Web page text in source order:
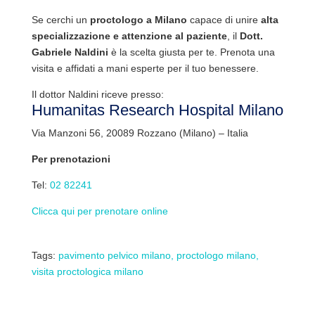
Se cerchi un proctologo a Milano capace di unire alta
specializzazione e attenzione al paziente, il Dott.
Gabriele Naldini è la scelta giusta per te. Prenota una
visita e affidati a mani esperte per il tuo benessere.
Il dottor Naldini riceve presso:
Humanitas Research Hospital Milano
Via Manzoni 56, 20089 Rozzano (Milano) – Italia
Per prenotazioni
Tel: 02 82241
Clicca qui per prenotare online
Tags: pavimento pelvico milano proctologo milano
visita proctologica milano